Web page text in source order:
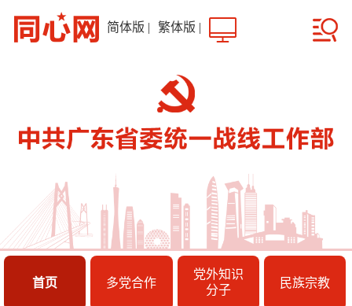
简体版 | 繁体版 |
首页 多党合作
党外知识
分子
民族宗教